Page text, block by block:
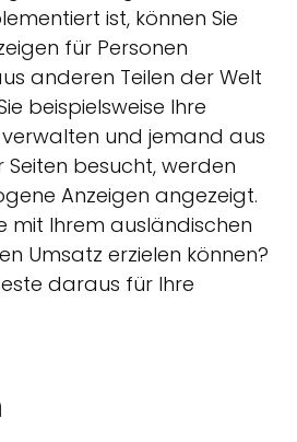
ist, können Sie
für Personen
anderen Teilen der Welt
beispielsweise Ihre
verwalten und jemand aus
Seiten besucht, werden
Anzeigen angezeigt.
mit Ihrem ausländischen
Umsatz erzielen können?
daraus für Ihre